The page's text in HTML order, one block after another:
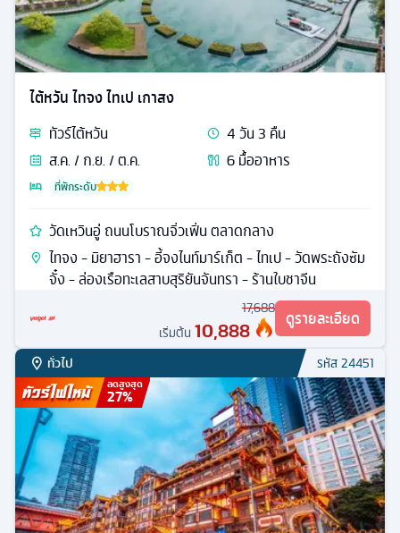
ไต้หวัน ไทจง ไทเป เกาสง
ทัวร์ไต้หวัน 4วัน3 คืน
ส.ค. / ก.ย. / ต.ค.
6มื้ออาหาร
ที่พักระดับ
วัดเหวินอู่ ถนนโบราณจิ่วเฟิ่น ตลาดกลาง
ไทจง - มิยาฮารา - อี้จงไนท์มาร์เก็ต - ไทเป - วัดพระถังซัม
จั๋ง - ล่องเรือทะเลสาบสุริยันจันทรา - ร้านใบชาจีน
17,688
เริ่มต้น 10,888 ดูรายละเอียด
ทั่วไป รหัส24451
ลดสูงสุด
27%